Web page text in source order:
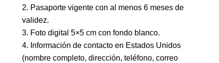
Pasaporte vigente con al menos 6 meses de
validez.
Foto digital 5×5 cm con fondo blanco.
Información de contacto en Estados Unidos
(nombre completo, dirección, teléfono, correo